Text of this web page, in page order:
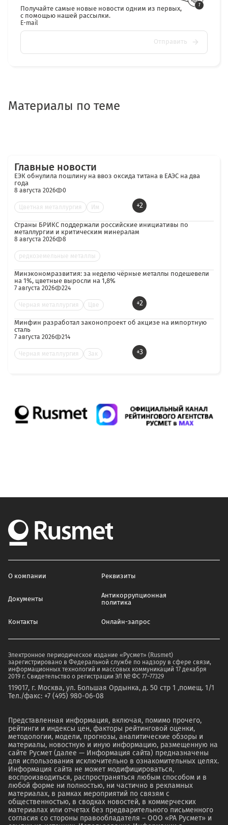
Получайте самые новые новости одним из первых,
с помощью нашей рассылки.
E-mail
Отправить
Материалы по теме
Главные новости
ЕЭК обнулила пошлину на ввоз оксида титана в ЕАЭС на два
года
8 августа 2026 0
Цветная металлургия Им +2
Страны БРИКС поддержали российские инициативы по
металлургии и критическим минералам
8 августа 2026 8
редкоземельные металлы
Минэкономразвития: за неделю чёрные металлы подешевели
на 1%, цветные выросли на 1,8%
7 августа 2026 224
Черная металлургия Цве +2
Минфин разработал законопроект об акцизе на импортную
сталь
7 августа 2026 214
Черная металлургия Зак +3
О компании Реквизиты
Документы
Антикоррупционная
политика
Контакты Онлайн-запрос
Электронное периодическое издание «Русмет» (Rusmet)
зарегистрировано в Федеральной службе по надзору в сфере связи,
информационных технологий и массовых коммуникаций 17 декабря
2019 г. Свидетельство о регистрации ЭЛ № ФС 77–77329
119017, г. Москва, ул. Большая Ордынка, д. 50 стр 1 ,помещ. 1/1
Тел./факс: +7 (495) 980-06-08
Представленная информация, включая, помимо прочего,
рейтинги и индексы цен, факторы рейтинговой оценки,
методологии, модели, прогнозы, аналитические обзоры и
материалы, новостную и иную информацию, размещенную на
сайте Русмет (далее — Информация сайта) предназначены
для использования исключительно в ознакомительных целях.
Информация сайта не может модифицироваться,
воспроизводиться, распространяться любым способом и в
любой форме ни полностью, ни частично в рекламных
материалах, в рамках мероприятий по связям с
общественностью, в сводках новостей, в коммерческих
материалах или отчетах без предварительного письменного
согласия со стороны правообладателя – ООО «РА Русмет» и